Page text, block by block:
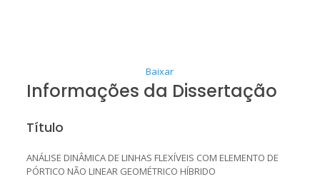
Baixar
Informações da Dissertação
Título
ANÁLISE DINÂMICA DE LINHAS FLEXÍVEIS COM ELEMENTO DE
PÓRTICO NÃO LINEAR GEOMÉTRICO HÍBRIDO